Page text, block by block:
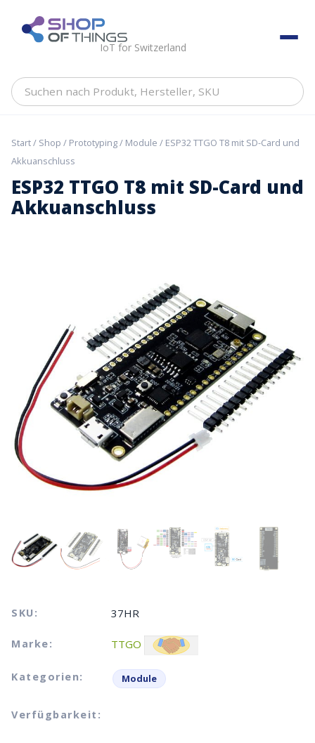
content ShopOfThings
IoT for Switzerland
Suchen
Hersteller,
Start/ Shop / Prototyping/ Module / ESP32 TTGO T8 mit SD-Card und
Akkuanschluss
ESP32 TTGO T8 mit SD-Card und
Akkuanschluss
SKU: 37HR
Marke: TTGO
Kategorien: Module
Verfügbarkeit: